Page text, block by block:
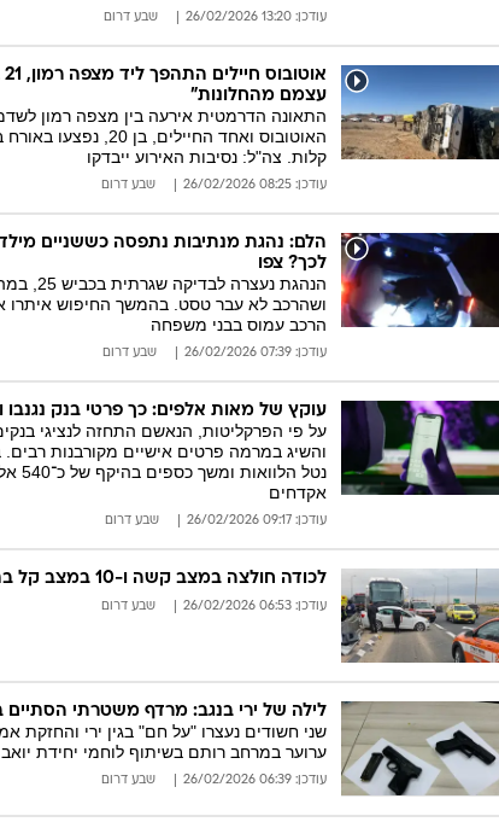
עודכן: 13:20 26/02/2026 שבע דרום
עצמם מהחלונות"
התאונה הדרמטית אירעה בין מצפה רמון
קלות. צה"ל: נסיבות האירוע ייבדקו
עודכן: 08:25 26/02/2026 שבע דרום
הלם: נהגת מנתיבות נתפסה כששניים
לכך? צפו
הנהגת
ושהרכב לא עבר טסט. בהמשך החיפוש איתרו
הרכב עמוס בבני משפחה
עודכן: 07:39 26/02/2026 שבע דרום
עוקץ של מאות אלפים: כך פרטי בנק נגנבו
על פי הפרקליטות, הנאשם התחזה לנציגי
והשיג במרמה פרטים אישיים מקורבנות
נטל
אקדחים
עודכן: 09:17 26/02/2026 שבע דרום
לכודה חולצה במצב קשה ו-10 במצב קל בתאונת דרכים בצומת נבטים
עודכן: 06:53 26/02/2026 שבע דרום
לילה של ירי בנגב: מרדף משטרתי הסתיים
שני חשודים נעצרו "על חם" בגין ירי והחזקת
ערוער במרחב רותם בשיתוף לוחמי יחידת יואב
עודכן: 06:39 26/02/2026 שבע דרום